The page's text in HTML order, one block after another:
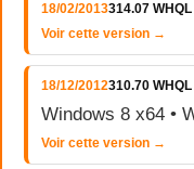
18/02/2013314.07
Voir cette version →
18/12/2012310.70
Windows 8 x64 •
Voir cette version →